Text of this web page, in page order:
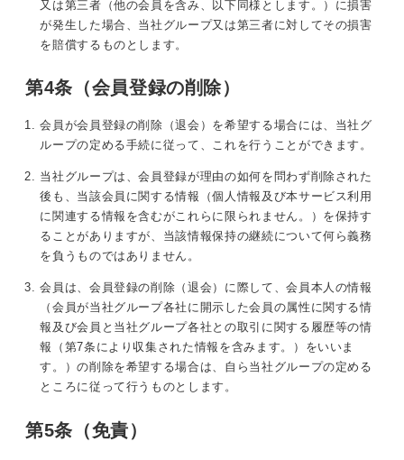
又は第三者（他の会員を含み、以下同様とします。）に損害
が発生した場合、当社グループ又は第三者に対してその損害
を賠償するものとします。
第4条（会員登録の削除）
会員が会員登録の削除（退会）を希望する場合には、当社グ
ループの定める手続に従って、これを行うことができます。
当社グループは、会員登録が理由の如何を問わず削除された
後も、当該会員に関する情報（個人情報及び本サービス利用
に関連する情報を含むがこれらに限られません。）を保持す
ることがありますが、当該情報保持の継続について何ら義務
を負うものではありません。
会員は、会員登録の削除（退会）に際して、会員本人の情報
（会員が当社グループ各社に開示した会員の属性に関する情
報及び会員と当社グループ各社との取引に関する履歴等の情
報（第7条により収集された情報を含みます。）をいいま
す。）の削除を希望する場合は、自ら当社グループの定める
ところに従って行うものとします。
第5条（免責）